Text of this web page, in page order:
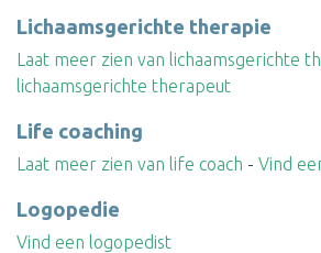
Lichaamsgerichte therapie
Laat meer zien van lichaamsgerichte
lichaamsgerichte therapeut
Life coaching
Laat meer zien van life coach - Vind
Logopedie
Vind een logopedist